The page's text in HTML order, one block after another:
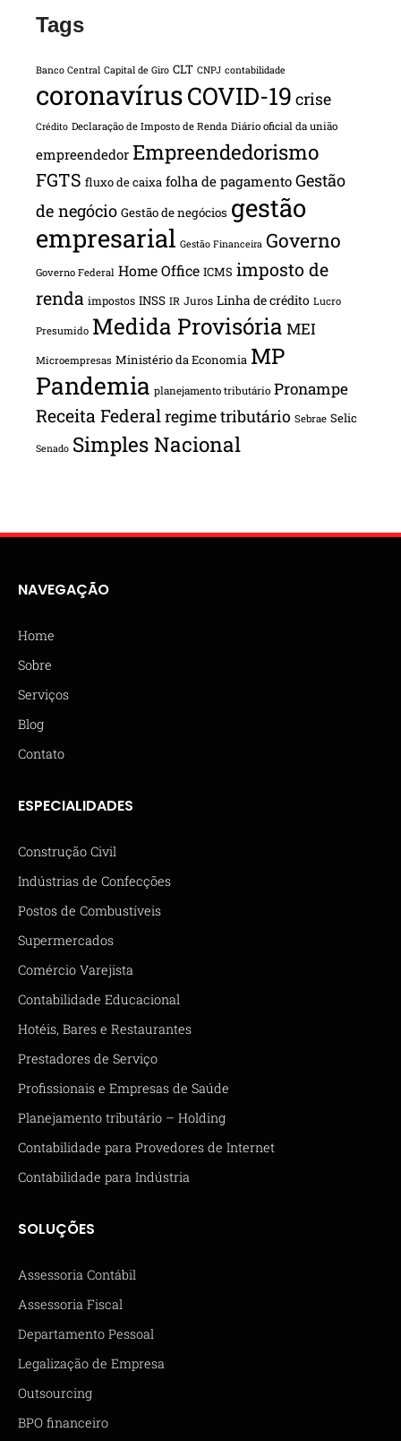
Tags
Banco Central Capital de Giro CLT CNPJ contabilidade
coronavírusCOVID-19 crise
Crédito Declaração de Imposto de Renda Diário oficial da união
empreendedor Empreendedorismo
FGTS fluxo de caixa folha de pagamento Gestão
de negócio Gestão de negócios gestão
empresarial Gestão Financeira Governo
Governo Federal Home Office ICMS imposto de
renda impostos INSS IR Juros Linha de crédito Lucro
Presumido Medida Provisória MEI
Microempresas Ministério da Economia MP
Pandemia planejamento tributário Pronampe
Receita Federalregime tributário Sebrae Selic
Senado Simples Nacional
NAVEGAÇÃO
Home
Sobre
Serviços
Blog
Contato
ESPECIALIDADES
Construção Civil
Indústrias de Confecções
Postos de Combustíveis
Supermercados
Comércio Varejista
Contabilidade Educacional
Hotéis, Bares e Restaurantes
Prestadores de Serviço
Profissionais e Empresas de Saúde
Planejamento tributário – Holding
Contabilidade para Provedores de Internet
Contabilidade para Indústria
SOLUÇÕES
Assessoria Contábil
Assessoria Fiscal
Departamento Pessoal
Legalização de Empresa
Outsourcing
BPO financeiro